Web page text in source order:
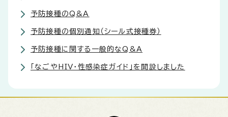
予防接種のQ&A
予防接種の個別通知（シール式接種券）
予防接種に関する一般的なQ&A
「なごやHIV・性感染症ガイド」を開設しました